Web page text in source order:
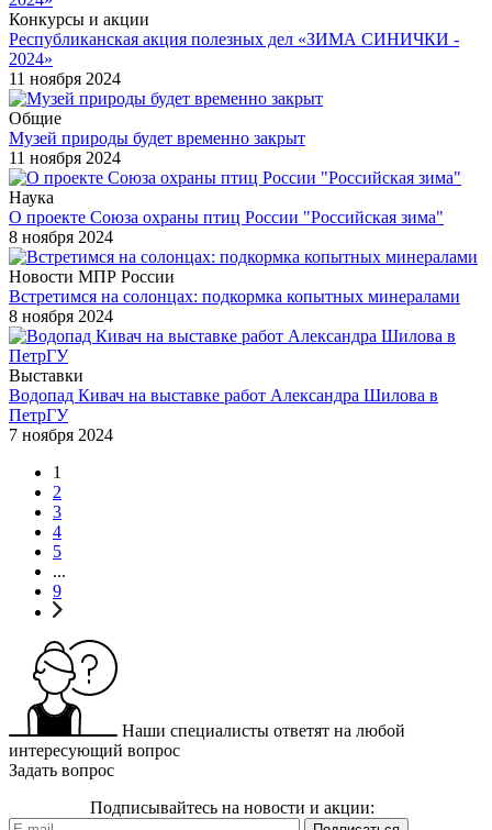
Конкурсы и акции
Республиканская акция полезных дел «ЗИМА СИНИЧКИ -
2024»
11 ноября 2024
Общие
Музей природы будет временно закрыт
11 ноября 2024
Наука
О проекте Союза охраны птиц России "Российская зима"
8 ноября 2024
Новости МПР России
Встретимся на солонцах: подкормка копытных минералами
8 ноября 2024
Выставки
Водопад Кивач на выставке работ Александра Шилова в
ПетрГУ
7 ноября 2024
1
2
3
4
5
...
9
Наши специалисты ответят на любой
интересующий вопрос
Задать вопрос
Подписывайтесь на новости и акции: